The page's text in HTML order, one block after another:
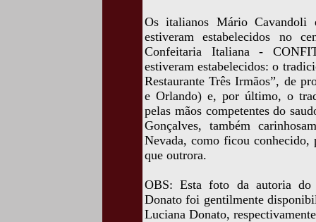
Os italianos Mário Cavandoli
estiveram estabelecidos no
Confeitaria Italiana -
estiveram estabelecidos: o
Restaurante Três Irmãos”, de
e Orlando) e, por último, o
pelas mãos competentes do
Gonçalves, também
Nevada, como ficou conhecido,
que outrora.
OBS: Esta foto da autoria do
Donato foi gentilmente
Luciana Donato,